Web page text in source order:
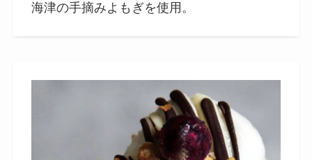
海津の手摘みよもぎを使用。